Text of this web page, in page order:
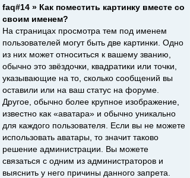
faq#14 » Как поместить картинку вместе со
своим именем?
На страницах просмотра тем под именем
пользователей могут быть две картинки. Одно
из них может относиться к вашему званию,
обычно это звёздочки, квадратики или точки,
указывающие на то, сколько сообщений вы
оставили или на ваш статус на форуме.
Другое, обычно более крупное изображение,
известно как «аватара» и обычно уникально
для каждого пользователя. Если вы не можете
использовать аватары, то значит таково
решение администрации. Вы можете
связаться с одним из администраторов и
выяснить у него причины данного запрета.